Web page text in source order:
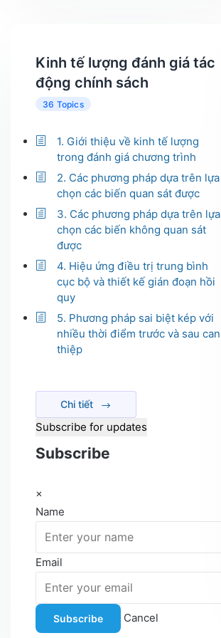
Kinh tế lượng đánh giá tác
động chính sách
36 Topics
1. Giới thiệu về kinh tế lượng
trong đánh giá chương trình
2. Các phương pháp dựa trên lựa
chọn các biến quan sát được
3. Các phương pháp dựa trên lựa
chọn các biến không quan sát
được
4. Hiệu ứng điều trị trung bình
cục bộ và thiết kế gián đoạn hồi
quy
5. Phương pháp sai biệt kép với
nhiều thời điểm trước và sau can
thiệp
Chi tiết
Subscribe for updates
Subscribe
×
Name
Email
Subscribe Cancel